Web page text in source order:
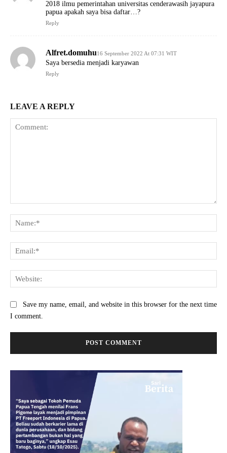
2018 ilmu pemerintahan universitas cenderawasih jayapura
papua apakah saya bisa daftar…?
Reply
Alfret.domuhu16 September 2022 At 07:31 WIT
Saya bersedia menjadi karyawan
Reply
LEAVE A REPLY
Save my name, email, and website in this browser for the next time
I comment.